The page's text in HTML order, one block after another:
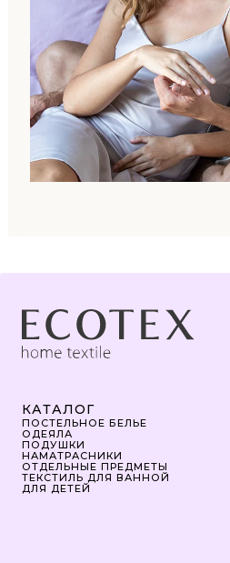
КАТАЛОГ
ПОСТЕЛЬНОЕ БЕЛЬЕ
ОДЕЯЛА
ПОДУШКИ
НАМАТРАСНИКИ
ОТДЕЛЬНЫЕ ПРЕДМЕТЫ
ТЕКСТИЛЬ ДЛЯ ВАННОЙ
ДЛЯ ДЕТЕЙ